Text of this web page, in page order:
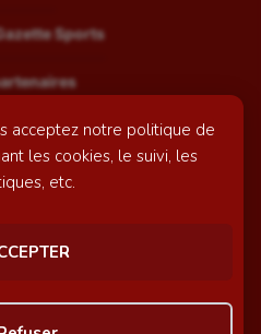
acceptez notre politique de
les cookies, le suivi, les
etc.
Sports
légales
internet réalisé par